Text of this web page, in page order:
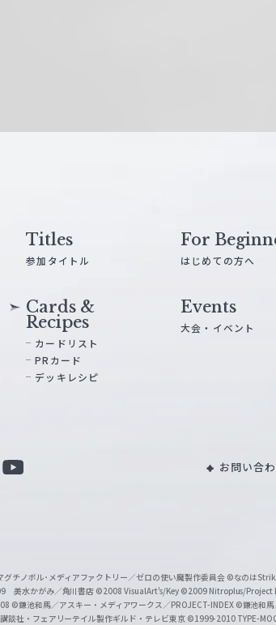
Titles
参加タイトル
For
はじめての方へ
Cards &
Recipes
カードリスト
PRカード
デッキレシピ
Events
大会・イベント
Y
b
e
お問い合
チノボル･メディアファクトリー／ゼロの使い魔製作委員会 ©なのは
美水かがみ／角川書店 ©2008 VisualArt's/Key ©2009 Nitroplus/Project
©鎌池和馬／アスキー・メディアワークス／PROJECT-INDEX ©鎌池和馬
談社・フェアリーテイル製作ギルド・テレビ東京 ©1999-2010 TYPE-